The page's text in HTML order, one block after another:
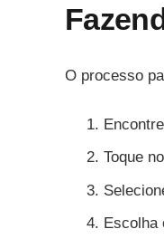
O processo
Toque
Escolha